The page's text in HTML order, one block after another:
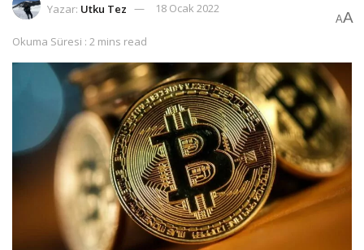
Yazar: Utku Tez 18 Ocak 2022
Okuma Süresi : 2 mins read
AA